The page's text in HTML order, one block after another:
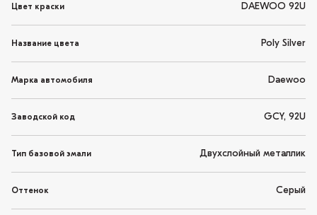
Цвет краски DAEWOO 92U
Название цвета Poly Silver
Марка автомобиля Daewoo
Заводской код GCY, 92U
Тип базовой эмали Двухслойный металлик
Оттенок Серый